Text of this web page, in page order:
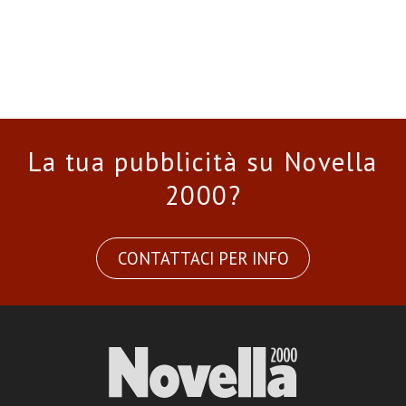
La tua pubblicità su Novella
2000?
CONTATTACI PER INFO